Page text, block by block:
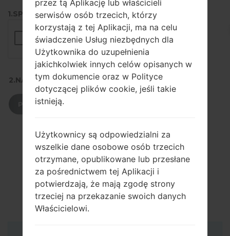
1.SPRAWDŹ RECAPTCHA
2.NACIŚNIJ, ABY POBRAĆ
POBIERZ
przez tą Aplikację lub właścicieli
serwisów osób trzecich, którzy
korzystają z tej Aplikacji, ma na celu
świadczenie Usług niezbędnych dla
Użytkownika do uzupełnienia
jakichkolwiek innych celów opisanych w
tym dokumencie oraz w Polityce
dotyczącej plików cookie, jeśli takie
istnieją.
Użytkownicy są odpowiedzialni za
wszelkie dane osobowe osób trzecich
otrzymane, opublikowane lub przesłane
za pośrednictwem tej Aplikacji i
potwierdzają, że mają zgodę strony
trzeciej na przekazanie swoich danych
Właścicielowi.